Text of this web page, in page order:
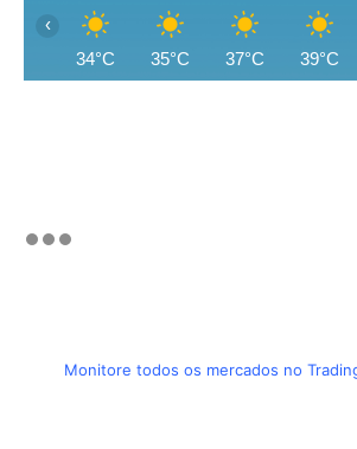
34°C 35°C 37°C 39°C
‹
Monitore todos os mercados no